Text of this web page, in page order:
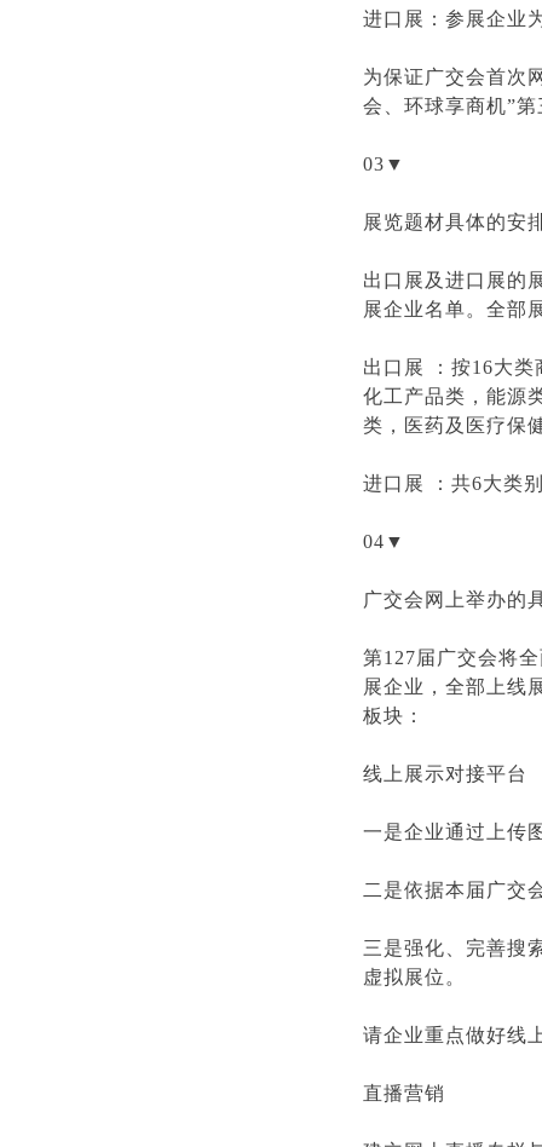
进口展：参展企业
为保证广交会首次
会、环球享商机”
03▼
展览题材具体的安
出口展及进口展的
展企业名单。全部
出口展 ：按16大
化工产品类，能源
类，医药及医疗保
进口展 ：共6大类
04▼
广交会网上举办
第127届广交会将
展企业，全部上线
板块：
线上展示对接平台
一是企业通过上传
二是依据本届广交
三是强化、完善搜
虚拟展位。
请企业重点做好线
直播营销